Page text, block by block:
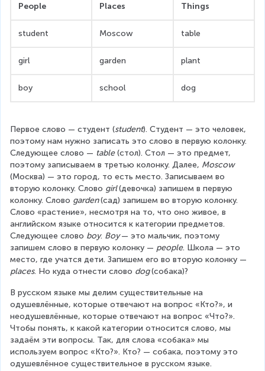
People Places Things
student Moscow table
girl garden plant
boy school dog
Первое слово — студент (student). Студент — это человек,
поэтому нам нужно записать это слово в первую колонку.
Следующее слово — table (стол). Стол — это предмет,
поэтому записываем в третью колонку. Далее, Moscow
(Москва) — это город, то есть место. Записываем во
вторую колонку. Слово girl (девочка) запишем в первую
колонку. Слово garden (сад) запишем во вторую колонку.
Слово «растение», несмотря на то, что оно живое, в
английском языке относится к категории предметов.
Следующее слово boy. Boy — это мальчик, поэтому
запишем слово в первую колонку — people. Школа — это
место, где учатся дети. Запишем его во вторую колонку —
places. Но куда отнести слово dog (собака)?
В русском языке мы делим существительные на
одушевлённые, которые отвечают на вопрос «Кто?», и
неодушевлённые, которые отвечают на вопрос «Что?».
Чтобы понять, к какой категории относится слово, мы
задаём эти вопросы. Так, для слова «собака» мы
используем вопрос «Кто?». Кто? — собака, поэтому это
одушевлённое существительное в русском языке.